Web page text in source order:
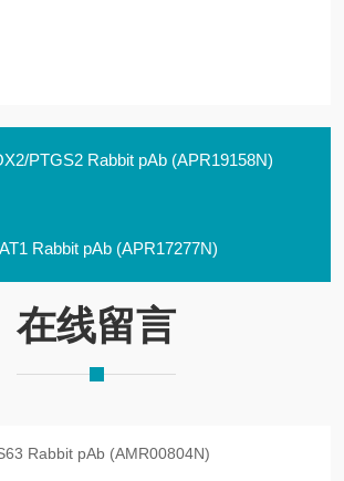
PTGS2 Rabbit pAb (APR19158N)
Rabbit pAb (APR17277N)
在线留言